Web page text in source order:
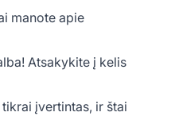
manote apie
Atsakykite į kelis
įvertintas, ir štai